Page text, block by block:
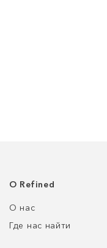
О Refined
О нас
Где нас найти